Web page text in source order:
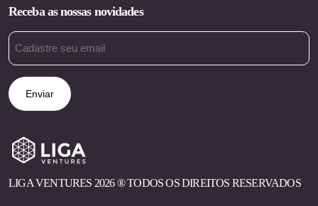
Receba as nossas novidades
Email
LIGA VENTURES 2026 ®︎ TODOS OS DIREITOS RESERVADOS